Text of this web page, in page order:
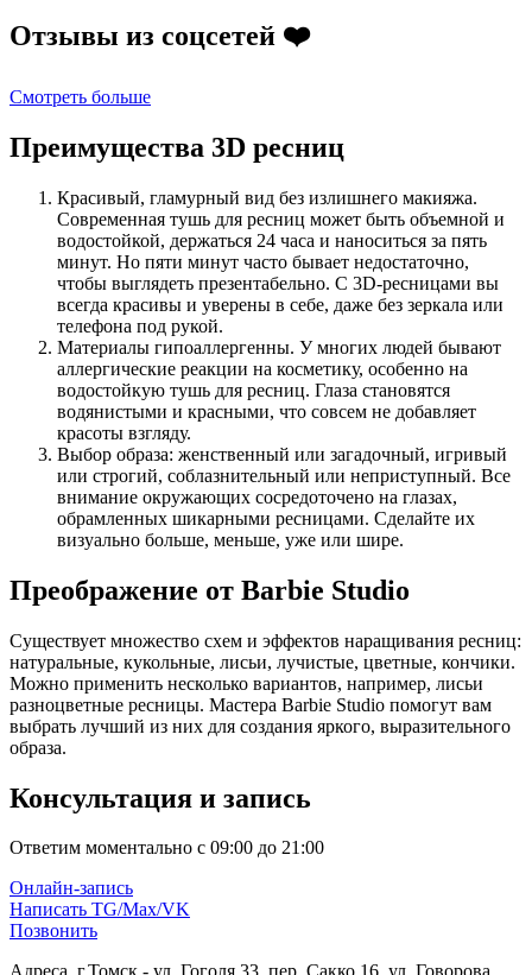
Отзывы из соцсетей ❤️
Смотреть больше
Преимущества 3D ресниц
Красивый, гламурный вид без излишнего макияжа.
Современная тушь для ресниц может быть объемной и
водостойкой, держаться 24 часа и наноситься за пять
минут. Но пяти минут часто бывает недостаточно,
чтобы выглядеть презентабельно. С 3D-ресницами вы
всегда красивы и уверены в себе, даже без зеркала или
телефона под рукой.
Материалы гипоаллергенны. У многих людей бывают
аллергические реакции на косметику, особенно на
водостойкую тушь для ресниц. Глаза становятся
водянистыми и красными, что совсем не добавляет
красоты взгляду.
Выбор образа: женственный или загадочный, игривый
или строгий, соблазнительный или неприступный. Все
внимание окружающих сосредоточено на глазах,
обрамленных шикарными ресницами. Сделайте их
визуально больше, меньше, уже или шире.
Преображение от Barbie Studio
Существует множество схем и эффектов наращивания ресниц:
натуральные, кукольные, лисьи, лучистые, цветные, кончики.
Можно применить несколько вариантов, например, лисьи
разноцветные ресницы. Мастера Barbie Studio помогут вам
выбрать лучший из них для создания яркого, выразительного
образа.
Консультация и запись
Ответим моментально с 09:00 до 21:00
Онлайн-запись
Написать TG/Max/VK
Позвонить